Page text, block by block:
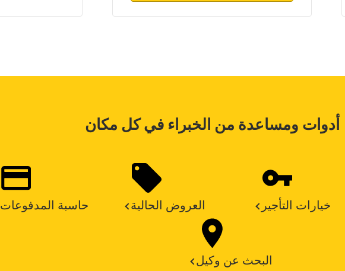
أدوات ومساعدة من الخبراء في كل مكان
حاسبة المدفوعات العروض الحالية خيارات التأجير
البحث عن وكيل